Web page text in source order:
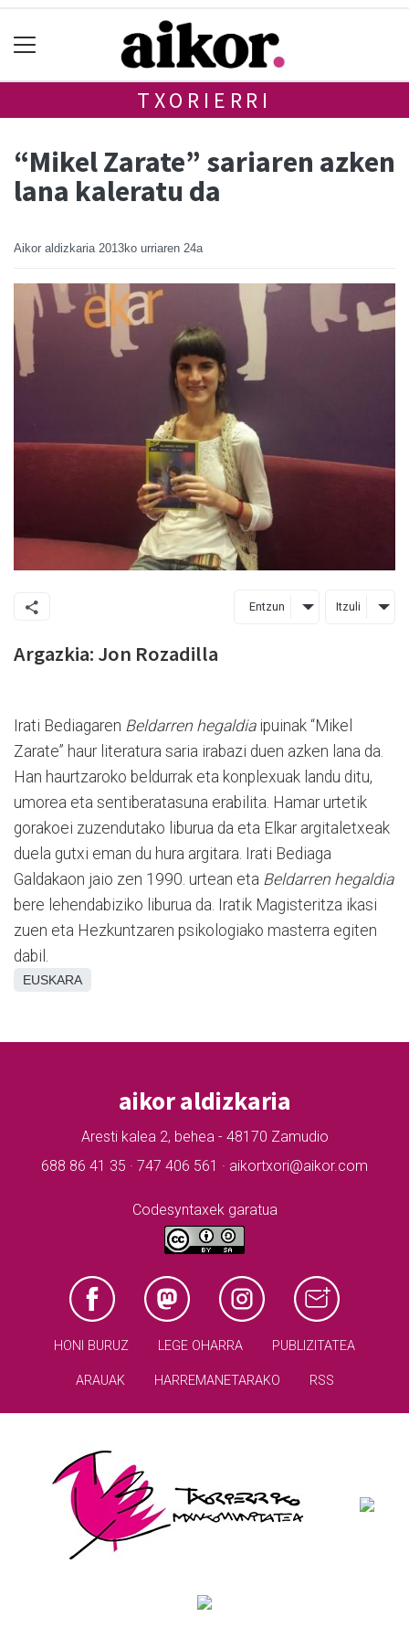
TXORIERRI
“Mikel Zarate” sariaren azken
lana kaleratu da
Aikor aldizkaria 2013ko urriaren 24a
Entzun Itzuli
Argazkia: Jon Rozadilla
Irati Bediagaren Beldarren hegaldiaipuinak “Mikel
Zarate” haur literatura saria irabazi duen azken lana da.
Han haurtzaroko beldurrak eta konplexuak landu ditu,
umorea eta sentiberatasuna erabilita. Hamar urtetik
gorakoei zuzendutako liburua da eta Elkar argitaletxeak
duela gutxi eman du hura argitara. Irati Bediaga
Galdakaon jaio zen 1990. urtean eta Beldarren hegaldia
bere lehendabiziko liburua da. Iratik Magisteritza ikasi
zuen eta Hezkuntzaren psikologiako masterra egiten
dabil.
EUSKARA
aikor aldizkaria
Aresti kalea 2, behea - 48170 Zamudio
688 86 41 35 · 747 406 561 · aikortxori@aikor.com
Codesyntaxek garatua
HONI BURUZ LEGE OHARRA PUBLIZITATEA
ARAUAK HARREMANETARAKO RSS